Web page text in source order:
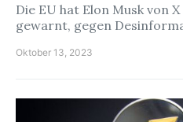
Die EU hat Elon Musk von
gewarnt, gegen
Oktober 13, 2023